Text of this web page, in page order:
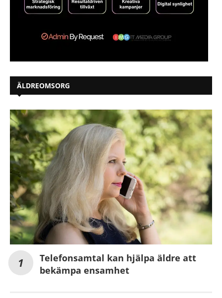
ÄLDREOMSORG
Telefonsamtal kan hjälpa äldre att
bekämpa ensamhet